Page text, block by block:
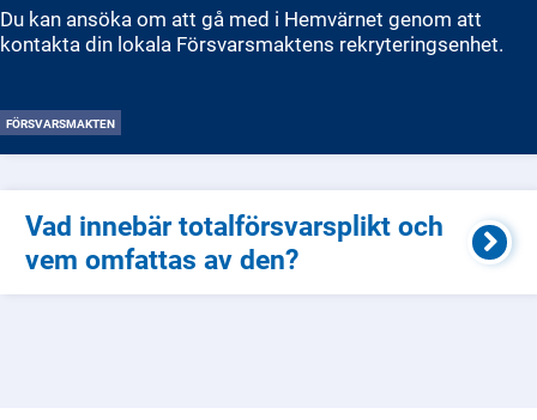
Du kan ansöka om att gå med i Hemvärnet genom att
kontakta din lokala Försvarsmaktens rekryteringsenhet.
FÖRSVARSMAKTEN
Vad innebär totalförsvarsplikt och
vem omfattas av den?